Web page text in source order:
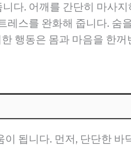
다. 어깨를 간단히 마사지
레스를 완화해 줍니다. 숨
행동은 몸과 마음을 한꺼
됩니다. 먼저, 단단한 바